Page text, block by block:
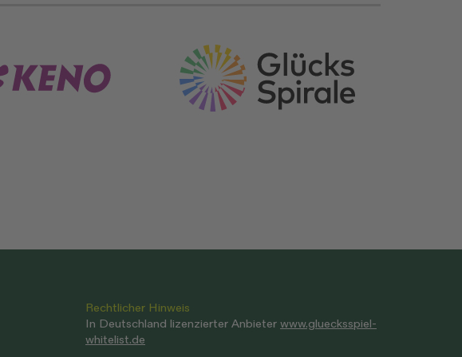
Rechtlicher Hinweis
In Deutschland lizenzierter Anbieter www.gluecksspiel-
whitelist.de